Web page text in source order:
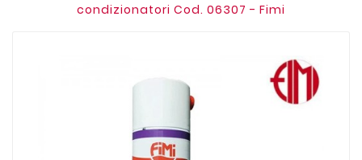
condizionatori Cod. 06307 - Fimi